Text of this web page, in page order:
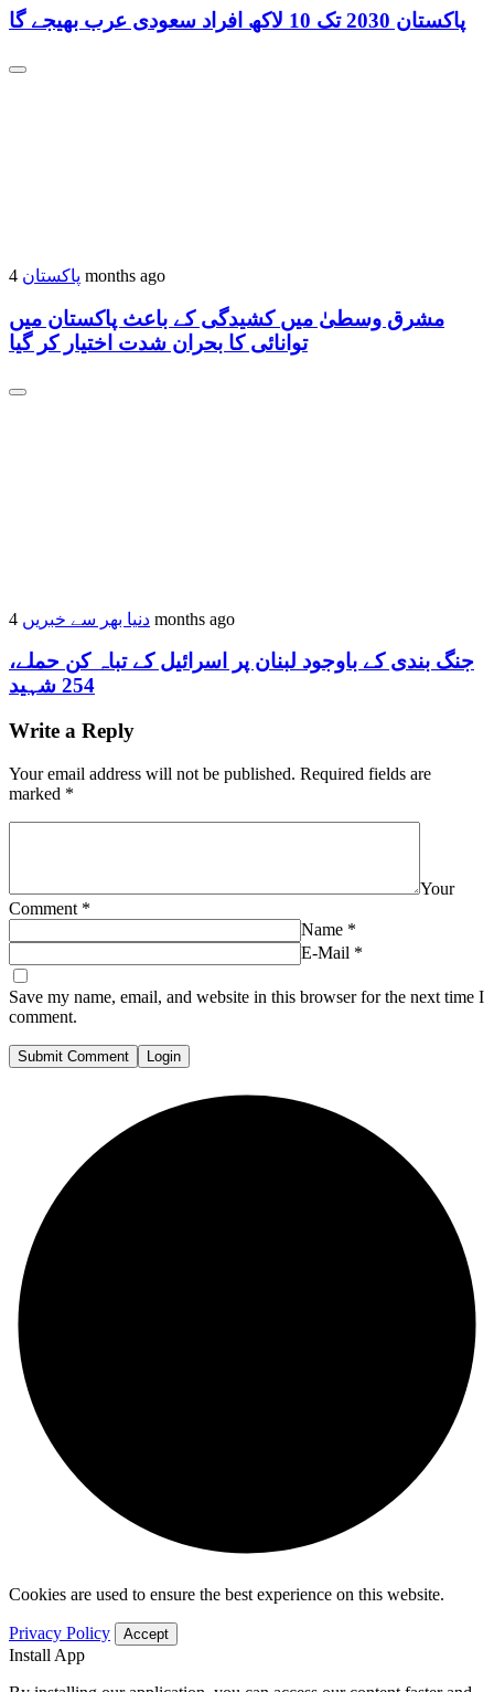
پاکستان 2030 تک 10 لاکھ افراد سعودی عرب بھیجے گا
پاکستان 4 months ago
مشرق وسطیٰ میں کشیدگی کے باعث پاکستان میں
توانائی کا بحران شدت اختیار کر گیا
دنیا بھر سے خبریں 4 months ago
جنگ بندی کے باوجود لبنان پر اسرائیل کے تباہ کن حملے،
254 شہید
Write a Reply
Your email address will not be published. Required fields are
marked *
Your
Comment *
Name *
E-Mail *
Save my name, email, and website in this browser for the next time I
comment.
Submit Comment Login
Cookies are used to ensure the best experience on this website.
Privacy Policy Accept
Install App